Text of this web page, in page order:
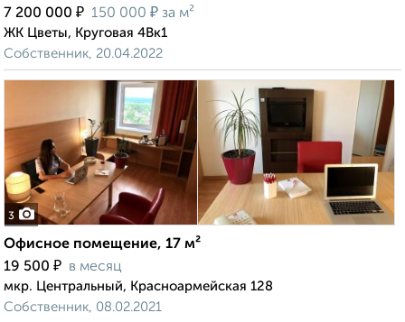
7 200 000 ₽ 150 000 ₽ за м²
ЖК Цветы, Круговая 4Вк1
Собственник, 20.04.2022
3
Офисное помещение, 17 м²
19 500 ₽ в месяц
мкр. Центральный, Красноармейская 128
Собственник, 08.02.2021